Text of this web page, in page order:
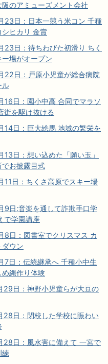
阪のアミューズメント会社
23日：日本一競う米コン 千種
シヒカリ 金賞
23日：待ちわびた初滑り ちく
ー場がオープン
22日：戸原小児童が総合病院
ル
16日：園小中高 合同でマラソ
街を駆け抜ける
14日：巨大絵馬 地域の繁栄を
13日：想い込めた「願い玉」
でお披露目式
11日：ちくさ高原でスキー場
9日:音楽を通して詐欺手口学
で学園講座
8日：図書室でクリスマス カ
ダウン
7日：伝統継承へ 千種小中生
め縄作り体験
29日：神野小児童らが大豆の
28日：閉校した学校に賑わい
28日：風水害に備えて 一宮で
練